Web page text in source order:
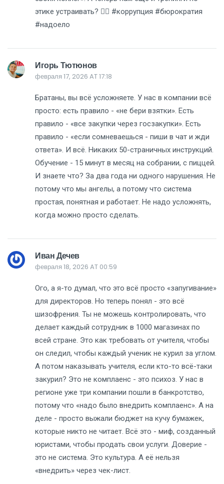
этике устраивать? 🤦‍♀️ #коррупция #бюрократия
#надоело
Игорь Тютюнов
февраля 17, 2026 AT 17:18
Братаны, вы всё усложняете. У нас в компании всё
просто: есть правило - «не бери взятки». Есть
правило - «все закупки через госзакупки». Есть
правило - «если сомневаешься - пиши в чат и жди
ответа». И всё. Никаких 50-страничных инструкций.
Обучение - 15 минут в месяц на собрании, с пиццей.
И знаете что? За два года ни одного нарушения. Не
потому что мы ангелы, а потому что система
простая, понятная и работает. Не надо усложнять,
когда можно просто сделать.
Иван Дечев
февраля 18, 2026 AT 00:59
Ого, а я-то думал, что это всё просто «запугивание»
для директоров. Но теперь понял - это всё
шизофрения. Ты не можешь контролировать, что
делает каждый сотрудник в 1000 магазинах по
всей стране. Это как требовать от учителя, чтобы
он следил, чтобы каждый ученик не курил за углом.
А потом наказывать учителя, если кто-то всё-таки
закурил? Это не комплаенс - это психоз. У нас в
регионе уже три компании пошли в банкротство,
потому что «надо было внедрить комплаенс». А на
деле - просто выжали бюджет на кучу бумажек,
которые никто не читает. Всё это - миф, созданный
юристами, чтобы продать свои услуги. Доверие -
это не система. Это культура. А её нельзя
«внедрить» через чек-лист.